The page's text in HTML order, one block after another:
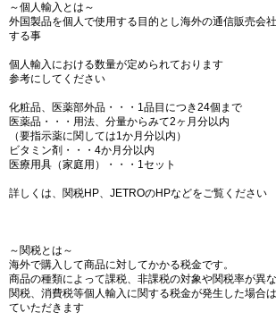
～個人輸入とは～
外国製品を個人で使用する目的とし海外の通信販売会
する事
個人輸入における数量が定められております
参考にしてください
化粧品、医薬部外品・・・1品目につき24個まで
医薬品・・・用法、分量からみて2ヶ月分以内
（要指示薬に関しては1か月分以内）
ビタミン剤・・・4か月分以内
医療用具（家庭用）・・・1セット
詳しくは、関税HP、JETROのHPなどをご覧ください
～関税とは～
海外で購入して商品に対してかかる税金です。
商品の種類によって課税、非課税の対象や関税率が異な
関税、消費税等個人輸入に関する税金が発生した場合
ていただきます